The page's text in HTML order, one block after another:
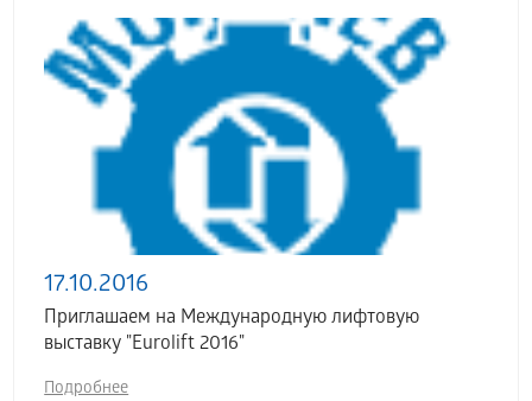
17.10.2016
Приглашаем на Международную лифтовую
выставку "Eurolift 2016"
Подробнее